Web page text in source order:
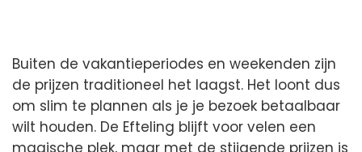
Buiten de vakantieperiodes en weekenden zijn
de prijzen traditioneel het laagst. Het loont dus
om slim te plannen als je je bezoek betaalbaar
wilt houden. De Efteling blijft voor velen een
magische plek, maar met de stijgende prijzen is